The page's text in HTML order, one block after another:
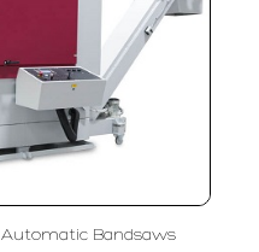
Bandsaws